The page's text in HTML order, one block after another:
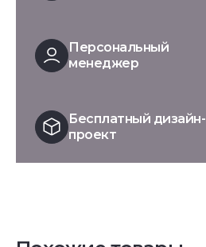
Персональный
менеджер
Бесплатный дизайн-
проект